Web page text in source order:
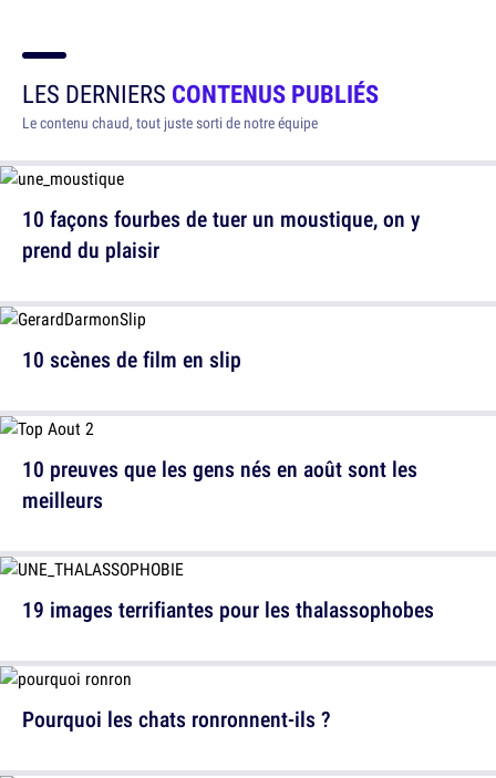
LES DERNIERS CONTENUS PUBLIÉS
Le contenu chaud, tout juste sorti de notre équipe
10 façons fourbes de tuer un moustique, on y
prend du plaisir
10 preuves que les gens nés en août sont les
meilleurs
Pourquoi les chats ronronnent-ils ?
10 scènes de film en slip
19 images terrifiantes pour les thalassophobes